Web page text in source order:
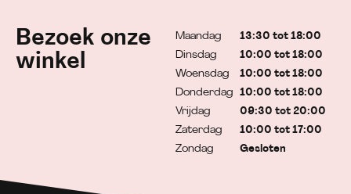
Bezoek onze
winkel
Maandag
Dinsdag
Woensdag
Donderdag
Vrijdag
Zaterdag
Zondag
13:30 tot 18:00
10:00 tot 18:00
10:00 tot 18:00
10:00 tot 18:00
09:30 tot 20:00
10:00 tot 17:00
Gesloten